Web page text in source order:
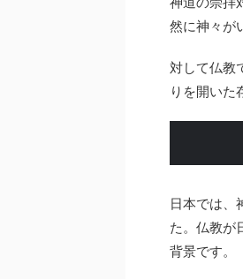
然に神々が
対して仏教
りを開いた
日本では、
た。仏教が
背景です。